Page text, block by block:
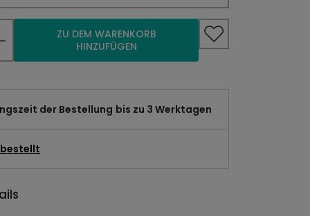
ZU DEM WARENKORB
HINZUFÜGEN
der Bestellung bis zu 3 Werktagen